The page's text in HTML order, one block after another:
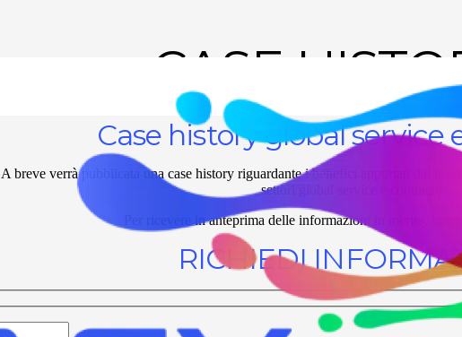
CASE
Case history global service
A breve verrà pubblicata una case history riguardante i benefici apportati dal
settori global service e contractor.
Per ricevere in anteprima delle informazioni in merito,
RICHIEDI